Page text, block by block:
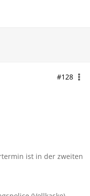
#128
ist in der zweiten